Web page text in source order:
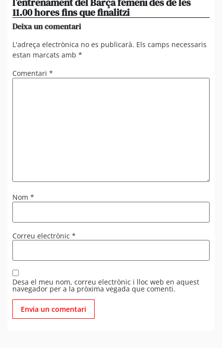
11.00 hores fins que finalitzi
Deixa un comentari
L'adreça electrònica no es publicarà. Els camps necessaris
estan marcats amb *
Comentari *
Nom *
Correu electrònic *
Desa el meu nom, correu electrònic i lloc web en aquest
navegador per a la pròxima vegada que comenti.